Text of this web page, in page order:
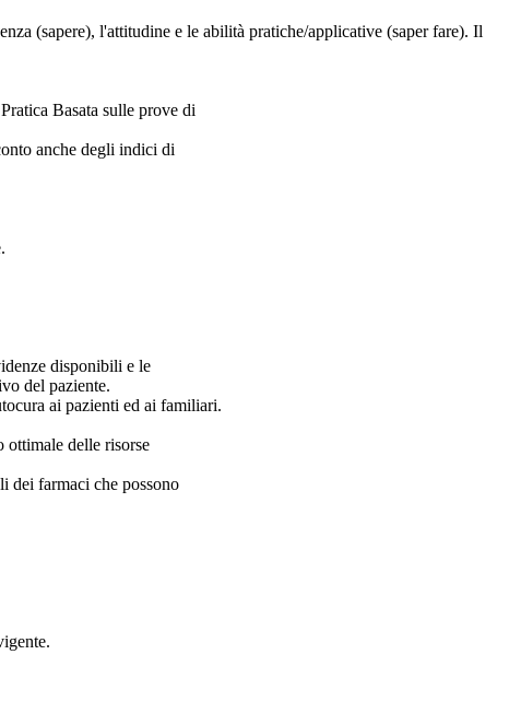
(sapere), l'attitudine e le abilità pratiche/applicative (saper fare). Il
Basata sulle prove di
anche degli indici di
disponibili e le
del paziente.
ai pazienti ed ai familiari.
delle risorse
dei farmaci che possono